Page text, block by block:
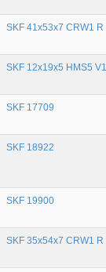
SKF 41x53x7 CRW1 R
SKF 12x19x5 HMS5 V1
SKF 17709
SKF 18922
SKF 19900
SKF 35x54x7 CRW1 R